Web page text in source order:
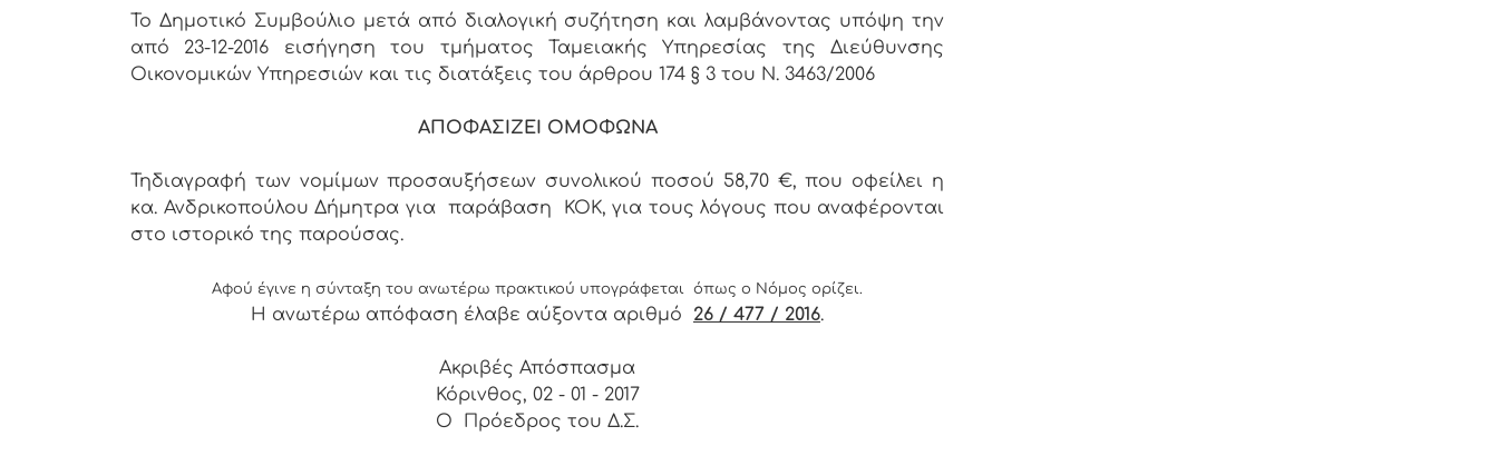
Το Δημοτικό Συμβούλιο μετά από διαλογική συζήτηση και λαμβάνοντας υπόψη την
από 23-12-2016 εισήγηση του τμήματος Ταμειακής Υπηρεσίας της Διεύθυνσης
Οικονομικών Υπηρεσιών και τις διατάξεις του άρθρου 174 § 3 του Ν. 3463/2006
ΑΠΟΦΑΣΙΖΕΙ ΟΜΟΦΩΝΑ
Τηδιαγραφή των νομίμων προσαυξήσεων συνολικού ποσού 58,70 €, που οφείλει η
κα. Ανδρικοπούλου Δήμητρα για παράβαση ΚΟΚ, για τους λόγους που αναφέρονται
στο ιστορικό της παρούσας.
Αφού έγινε η σύνταξη του ανωτέρω πρακτικού υπογράφεται όπως ο Νόμος ορίζει.
Η ανωτέρω απόφαση έλαβε αύξοντα αριθμό 26 / 477 / 2016.
Ακριβές Απόσπασμα
Κόρινθος, 02 - 01 - 2017
Ο Πρόεδρος του Δ.Σ.